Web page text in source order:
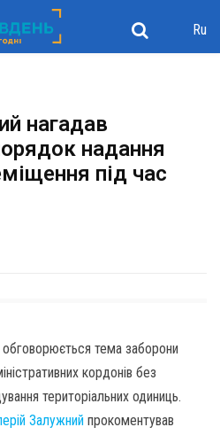
Ru
нагадав
надання
під час
тема заборони
кордонів без
територіальних одиниць.
Залужний прокоментував